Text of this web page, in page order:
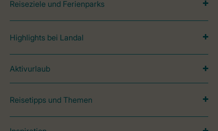
Reiseziele und Ferienparks
Highlights bei Landal
Aktivurlaub
Reisetipps und Themen